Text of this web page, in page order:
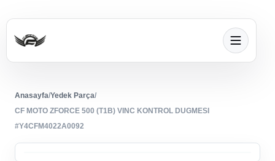
Anasayfa/Yedek Parça/
CF MOTO ZFORCE 500 (T1B) VINC KONTROL DUGMESI
#Y4CFM4022A0092